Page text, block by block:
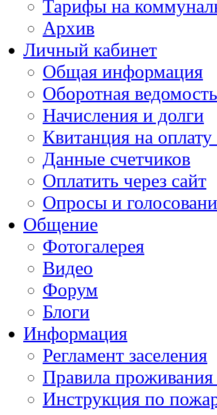
Тарифы на
Архив
Личный кабинет
Общая информация
Оборотная ведомость
Начисления и долги
Квитанция на
Данные счетчиков
Оплатить через сайт
Опросы и
Общение
Фотогалерея
Видео
Форум
Блоги
Информация
Регламент заселения
Правила
Инструкция по